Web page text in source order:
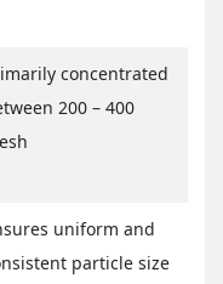
concentrated
200 – 400
uniform and
particle size